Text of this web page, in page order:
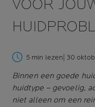
VOOR
5 min lezen | 30
Binnen een goede
huidtype – gevoelig,
niet alleen om een